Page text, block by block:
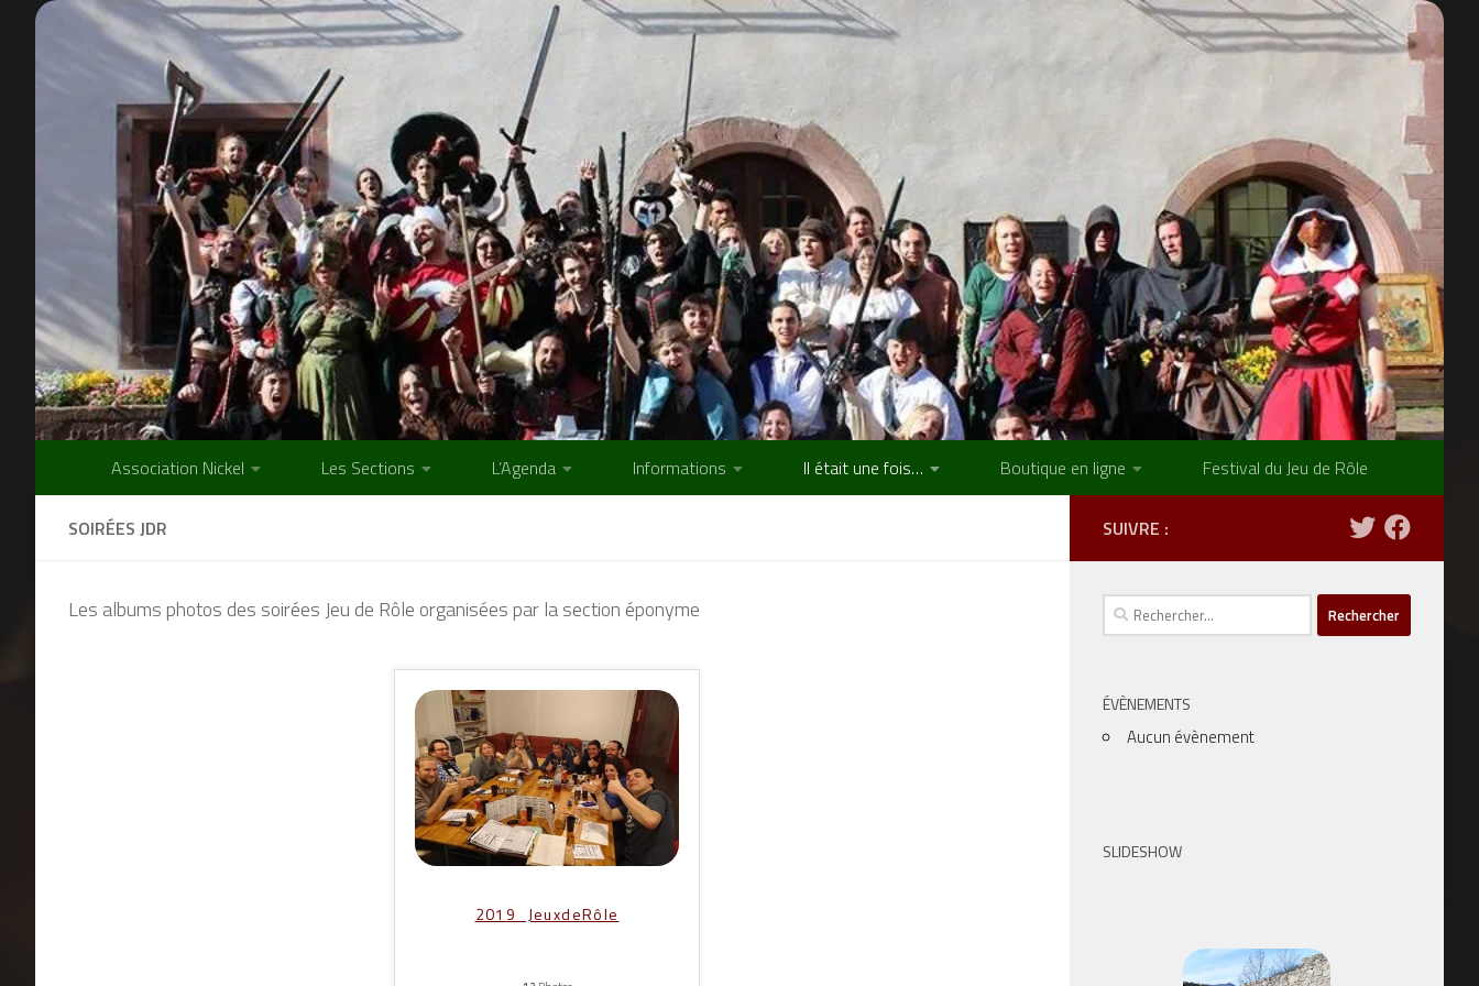
Skip to content
Association Nickel Les Sections L’Agenda Informations Il était une fois… Boutique en ligne Festival du Jeu de Rôle
SOIRÉES JDR
Les albums photos des soirées Jeu de Rôle organisées par la section éponyme
2019_JeuxdeRôle
SUIVRE :
Rechercher :
ÉVÈNEMENTS
Aucun évènement
SLIDESHOW